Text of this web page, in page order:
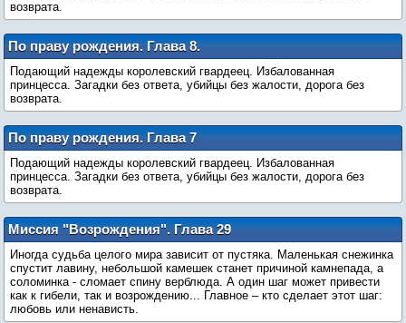
возврата.
По праву рождения. Глава 8.
Подающий надежды королевский гвардеец. Избалованная
принцесса. Загадки без ответа, убийцы без жалости, дорога без
возврата.
По праву рождения. Глава 7
Подающий надежды королевский гвардеец. Избалованная
принцесса. Загадки без ответа, убийцы без жалости, дорога без
возврата.
Миссия "Возрождения". Глава 29
Иногда судьба целого мира зависит от пустяка. Маленькая снежинка
спустит лавину, небольшой камешек станет причиной камнепада, а
соломинка - сломает спину верблюда. А один шаг может привести
как к гибели, так и возрождению... Главное – кто сделает этот шаг:
любовь или ненависть.